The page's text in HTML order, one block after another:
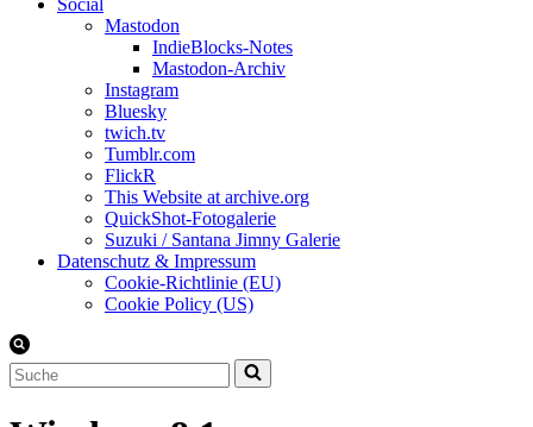
Social
Mastodon
IndieBlocks-Notes
Mastodon-Archiv
Instagram
Bluesky
twich.tv
Tumblr.com
FlickR
This Website at archive.org
QuickShot-Fotogalerie
Suzuki / Santana Jimny Galerie
Datenschutz & Impressum
Cookie-Richtlinie (EU)
Cookie Policy (US)
Suchen
nach …